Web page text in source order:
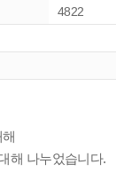
4822
해 나누었습니다.